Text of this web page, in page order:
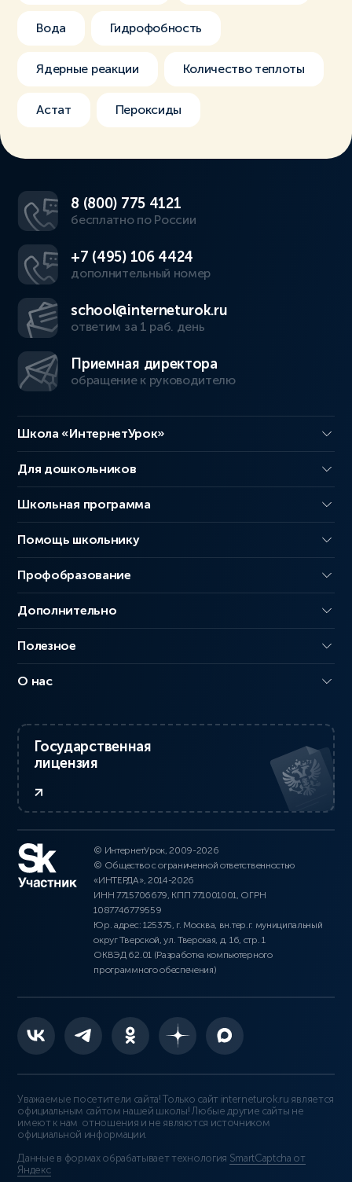
Вода Гидрофобность
Ядерные реакции Количество теплоты
Астат Пероксиды
8 (800) 775 4121
бесплатно по России
+7 (495) 106 4424
дополнительный номер
school@interneturok.ru
ответим за 1 раб. день
Приемная директора
обращение к руководителю
Школа «ИнтернетУрок»
Для дошкольников
Школьная программа
Помощь школьнику
Профобразование
Дополнительно
Полезное
О нас
Государственная
лицензия
© ИнтернетУрок, 2009-2026
© Общество с ограниченной ответственностью
«ИНТЕРДА», 2014-2026
ИНН 7715706679, КПП 771001001, ОГРН
1087746779559
Юр. адрес: 125375, г. Москва, вн.тер.г. муниципальный
округ Тверской, ул. Тверская, д. 16, стр. 1
ОКВЭД 62.01 (Разработка компьютерного
программного обеспечения)
Уважаемые посетители сайта! Только сайт interneturok.ru является
официальным сайтом нашей школы! Любые другие сайты не
имеют к нам отношения и не являются источником
официальной информации.
Данные в формах обрабатывает технология SmartCaptcha от
Яндекс